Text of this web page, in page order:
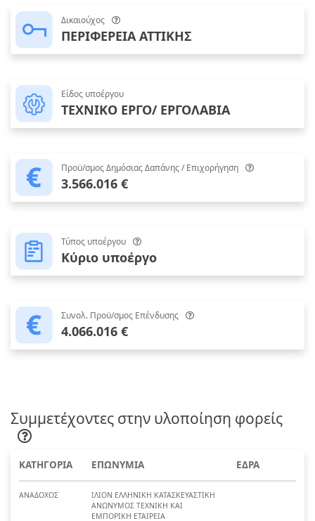
Δικαιούχος
ΠΕΡΙΦΕΡΕΙΑ ΑΤΤΙΚΗΣ
Είδος υποέργου
ΤΕΧΝΙΚΟ ΕΡΓΟ/ ΕΡΓΟΛΑΒΙΑ
Προϋ/σμος Δημόσιας Δαπάνης / Επιχορήγηση
3.566.016 €
Τύπος υποέργου
Κύριο υποέργο
Συνολ. Προϋ/σμος Επένδυσης
4.066.016 €
Συμμετέχοντες στην υλοποίηση φορείς
ΚΑΤΗΓΟΡΙΑ ΕΠΩΝΥΜΙΑ ΕΔΡΑ
ΑΝΑΔΟΧΟΣ
ΙΛΙΟΝ ΕΛΛΗΝΙΚΗ ΚΑΤΑΣΚΕΥΑΣΤΙΚΗ
ΑΝΩΝΥΜΟΣ ΤΕΧΝΙΚΗ ΚΑΙ
ΕΜΠΟΡΙΚΗ ΕΤΑΙΡΕΙΑ